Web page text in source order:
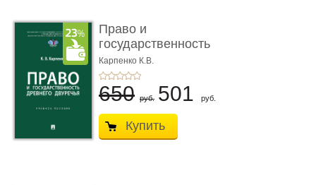
Право и
государственность
Древнего Двуречья. �
...
Карпенко К.В.
650 руб. 501 руб.
Купить